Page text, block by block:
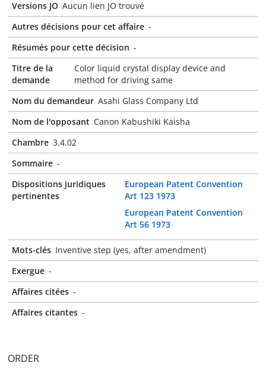
Versions JO Aucun lien JO trouvé
Autres décisions pour cet affaire -
Résumés pour cette décision -
Titre de la
demande
Color liquid crystal display device and
method for driving same
Nom du demandeur Asahi Glass Company Ltd
Nom de l'opposant Canon Kabushiki Kaisha
Chambre 3.4.02
Sommaire -
Dispositions juridiques
pertinentes
European Patent Convention
Art 123 1973
European Patent Convention
Art 56 1973
Mots-clés Inventive step (yes, after amendment)
Exergue -
Affaires citées -
Affaires citantes -
ORDER